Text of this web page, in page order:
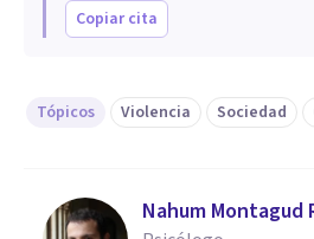
Copiar cita
Tópicos Violencia Sociedad
Nahum Montagud